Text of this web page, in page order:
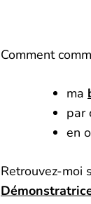
Comment
ma
par
en
Retrouvez-moi